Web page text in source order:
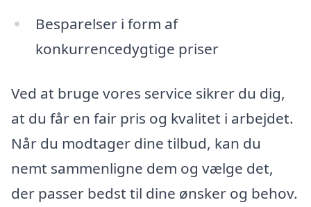
Besparelser i form af
konkurrencedygtige priser
Ved at bruge vores service sikrer du dig,
at du får en fair pris og kvalitet i arbejdet.
Når du modtager dine tilbud, kan du
nemt sammenligne dem og vælge det,
der passer bedst til dine ønsker og behov.